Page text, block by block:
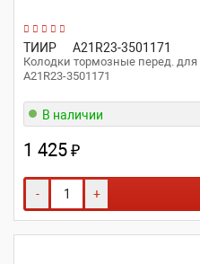
ТИИР A21R23-3501171
Колодки тормозные перед.
A21R23-3501171
В наличии
1 425₽
- +